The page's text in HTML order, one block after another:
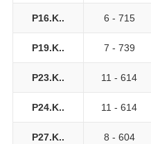
P16.K.. 6 - 715
P19.K.. 7 - 739
P23.K.. 11 - 614
P24.K.. 11 - 614
P27.K.. 8 - 604